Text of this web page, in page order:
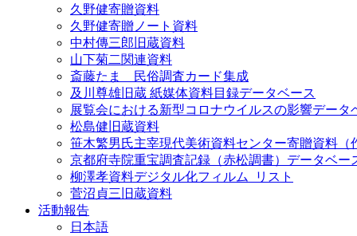
久野健寄贈資料
久野健寄贈ノート資料
中村傳三郎旧蔵資料
山下菊二関連資料
斎藤たま 民俗調査カード集成
及川尊雄旧蔵 紙媒体資料目録データベース
展覧会における新型コロナウイルスの影響データ
松島健旧蔵資料
笹木繁男氏主宰現代美術資料センター寄贈資料（
京都府寺院重宝調査記録（赤松調書）データベー
柳澤孝資料デジタル化フィルム_リスト
菅沼貞三旧蔵資料
活動報告
日本語